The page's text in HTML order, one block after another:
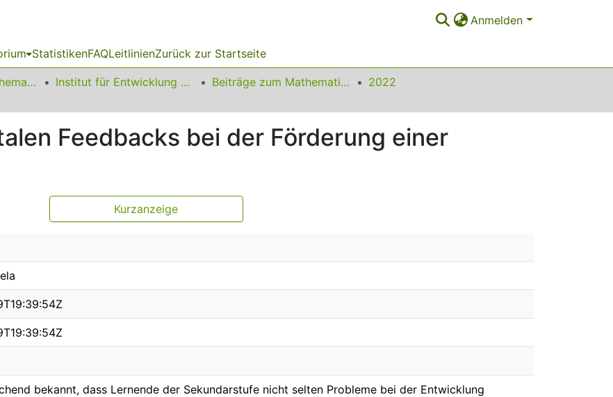
Anmelden
StatistikenFAQLeitlinienZurück zur Startseite
01 Fakultät für Mathematik Institut für Entwicklung und Erforschung des Mathematikunterrichts Beiträge zum Mathematikunterricht
2022
Feedbacks bei der Förderung einer
Kurzanzeige
bekannt, dass Lernende der Sekundarstufe nicht selten Probleme bei der Entwicklung